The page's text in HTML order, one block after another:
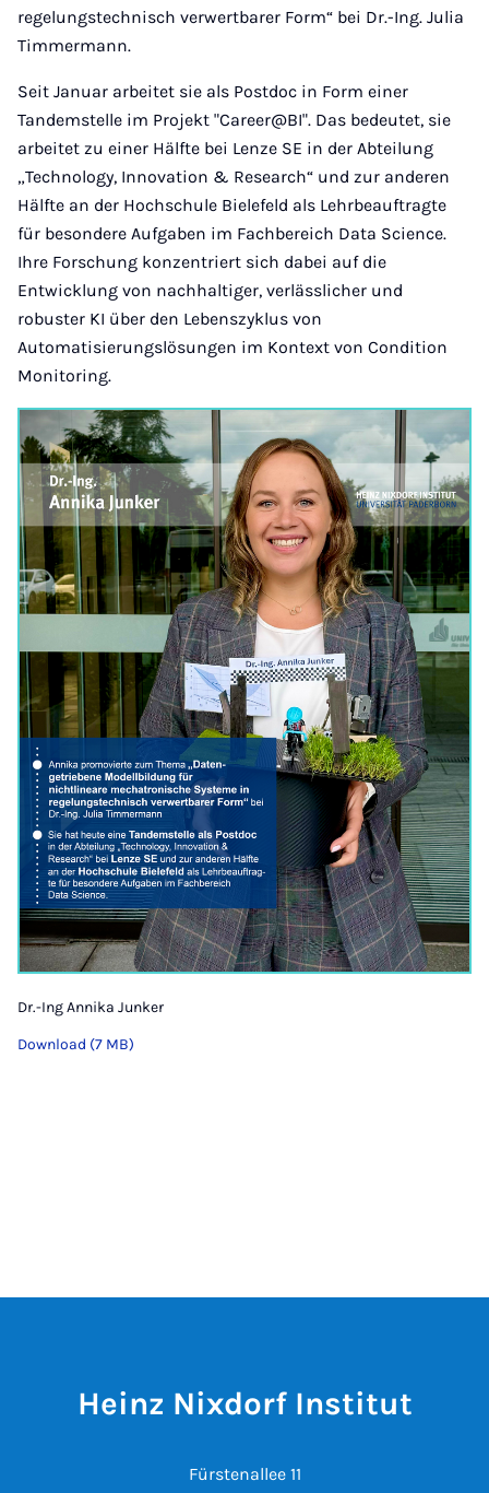
regelungstechnisch verwertbarer Form“ bei Dr.-Ing. Julia
Timmermann.
Seit Januar arbeitet sie als Postdoc in Form einer
Tandemstelle im Projekt "Career@BI". Das bedeutet, sie
arbeitet zu einer Hälfte bei Lenze SE in der Abteilung
„Technology, Innovation & Research“ und zur anderen
Hälfte an der Hochschule Bielefeld als Lehrbeauftragte
für besondere Aufgaben im Fachbereich Data Science.
Ihre Forschung konzentriert sich dabei auf die
Entwicklung von nachhaltiger, verlässlicher und
robuster KI über den Lebenszyklus von
Automatisierungslösungen im Kontext von Condition
Monitoring.
Dr.-Ing Annika Junker
Download (7 MB)
Heinz Nixdorf Institut
Fürstenallee 11